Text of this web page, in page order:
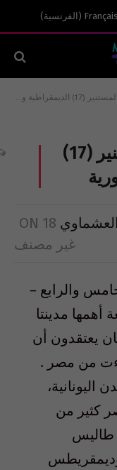
Français
( الفرنسية)
والدكتاتورية
دستور الاسلام المستنير (17)
ON 18
غير مصنف
والرابع –
مدينتا
يعتقدون أن
من مصر .
كثير من
طاليس